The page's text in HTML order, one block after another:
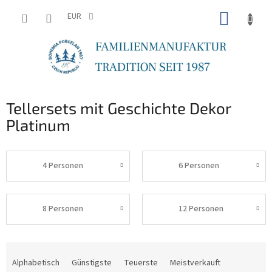
EUR
Tellersets mit Geschichte Dekor
Platinum
4 Personen 6 Personen
8 Personen 12 Personen
Alphabetisch Günstigste Teuerste Meistverkauft